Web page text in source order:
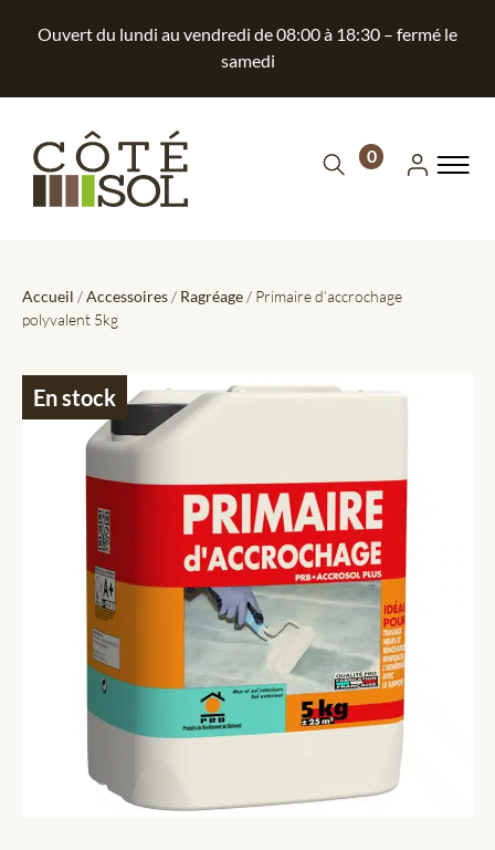
Ouvert du lundi au vendredi de 08:00 à 18:30 – fermé le
samedi
0
Accueil /Accessoires / Ragréage / Primaire d’accrochage
polyvalent 5kg
En stock